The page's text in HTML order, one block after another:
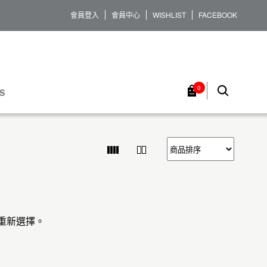
會員登入 會員中心 WISHLIST FACEBOOK
0
新選擇。